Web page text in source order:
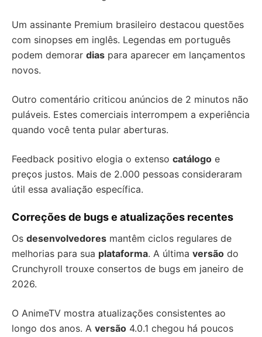
Um assinante Premium brasileiro destacou questões
com sinopses em inglês. Legendas em português
podem demorar dias para aparecer em lançamentos
novos.
Outro comentário criticou anúncios de 2 minutos não
puláveis. Estes comerciais interrompem a experiência
quando você tenta pular aberturas.
Feedback positivo elogia o extenso catálogo e
preços justos. Mais de 2.000 pessoas consideraram
útil essa avaliação específica.
Correções de bugs e atualizações recentes
Os desenvolvedores mantêm ciclos regulares de
melhorias para sua plataforma. A última versão do
Crunchyroll trouxe consertos de bugs em janeiro de
2026.
O AnimeTV mostra atualizações consistentes ao
longo dos anos. A versão 4.0.1 chegou há poucos